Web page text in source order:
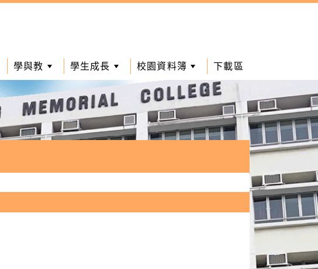
學與教 學生成長 校園資料簿 下載區